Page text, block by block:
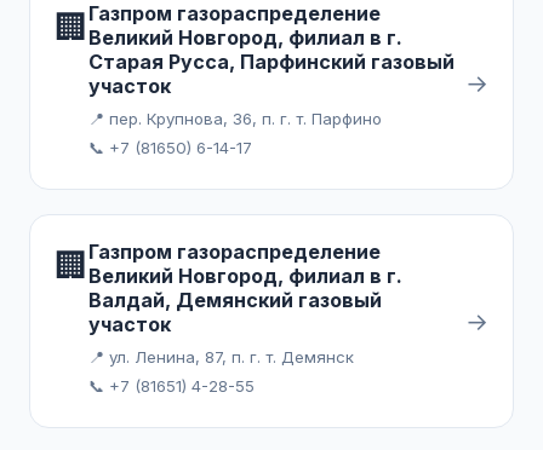
🏢 Газпром газораспределение
Великий Новгород, филиал в г.
Старая Русса, Парфинский газовый
участок
📍 пер. Крупнова, 36, п. г. т. Парфино
📞 +7 (81650) 6-14-17
→
🏢 Газпром газораспределение
Великий Новгород, филиал в г.
Валдай, Демянский газовый
участок
📍 ул. Ленина, 87, п. г. т. Демянск
📞 +7 (81651) 4-28-55
→